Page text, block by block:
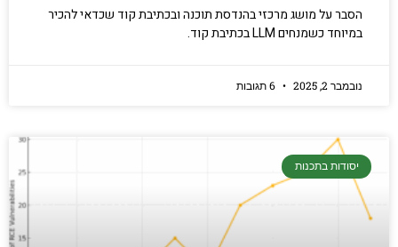
הסבר על מושג מרכזי בהנדסת תוכנה ובכתיבת קוד שכדאי להכיר
במיוחד כשמנחים LLM בכתיבת קוד.
נובמבר 2, 2025
יסודות בתכנות